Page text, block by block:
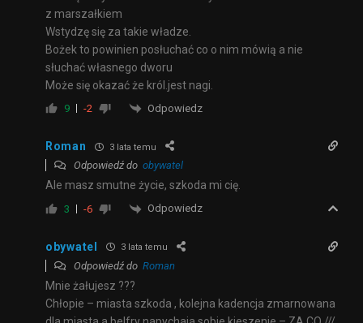
z marszałkiem
Wstydzę się za takie władze.
Bożek to powinien posłuchać co o nim mówią a nie
słuchać własnego dworu
Może się okazać że król.jest nagi.
9 -2 Odpowiedz
Roman 3 lata temu
Odpowiedź do obywatel
Ale masz smutne życie, szkoda mi cię.
3 -6 Odpowiedz
obywatel 3 lata temu
Odpowiedź do Roman
Mnie żałujesz ???
Chłopie – miasta szkoda , kolejna kadencja zmarnowana